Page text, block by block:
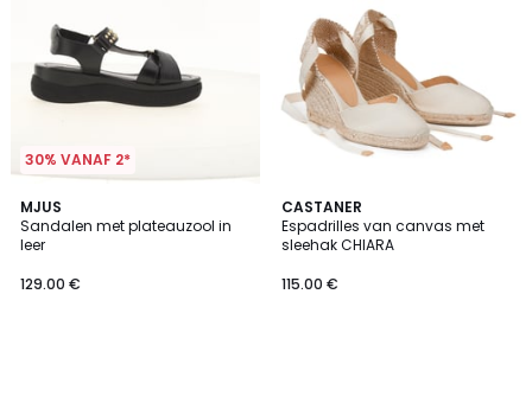
30% VANAF 2*
MJUS
Sandalen met plateauzool in
leer
129.00 €
CASTANER
Espadrilles van canvas met
sleehak CHIARA
115.00 €